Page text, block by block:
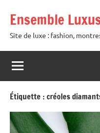
contenu
Ensemble
Site de luxe : fashion,
Étiquette :créoles